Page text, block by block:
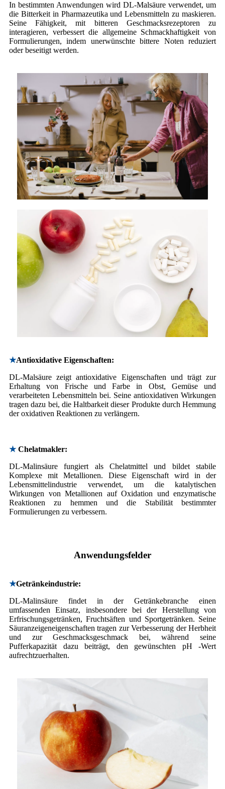
In bestimmten Anwendungen wird DL-Malsäure verwendet, um
die Bitterkeit in Pharmazeutika und Lebensmitteln zu maskieren.
Seine Fähigkeit, mit bitteren Geschmacksrezeptoren zu
interagieren, verbessert die allgemeine Schmackhaftigkeit von
Formulierungen, indem unerwünschte bittere Noten reduziert
oder beseitigt werden.
★Antioxidative Eigenschaften:
DL-Malsäure zeigt antioxidative Eigenschaften und trägt zur
Erhaltung von Frische und Farbe in Obst, Gemüse und
verarbeiteten Lebensmitteln bei. Seine antioxidativen Wirkungen
tragen dazu bei, die Haltbarkeit dieser Produkte durch Hemmung
der oxidativen Reaktionen zu verlängern.
★ Chelatmakler:
DL-Malinsäure fungiert als Chelatmittel und bildet stabile
Komplexe mit Metallionen. Diese Eigenschaft wird in der
Lebensmittelindustrie verwendet, um die katalytischen
Wirkungen von Metallionen auf Oxidation und enzymatische
Reaktionen zu hemmen und die Stabilität bestimmter
Formulierungen zu verbessern.
Anwendungsfelder
★Getränkeindustrie:
DL-Malinsäure findet in der Getränkebranche einen
umfassenden Einsatz, insbesondere bei der Herstellung von
Erfrischungsgetränken, Fruchtsäften und Sportgetränken. Seine
Säuranzeigeneigenschaften tragen zur Verbesserung der Herbheit
und zur Geschmacksgeschmack bei, während seine
Pufferkapazität dazu beiträgt, den gewünschten pH -Wert
aufrechtzuerhalten.